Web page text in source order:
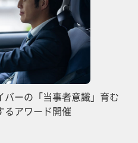
バーの「当事者意識」育む
るアワード開催